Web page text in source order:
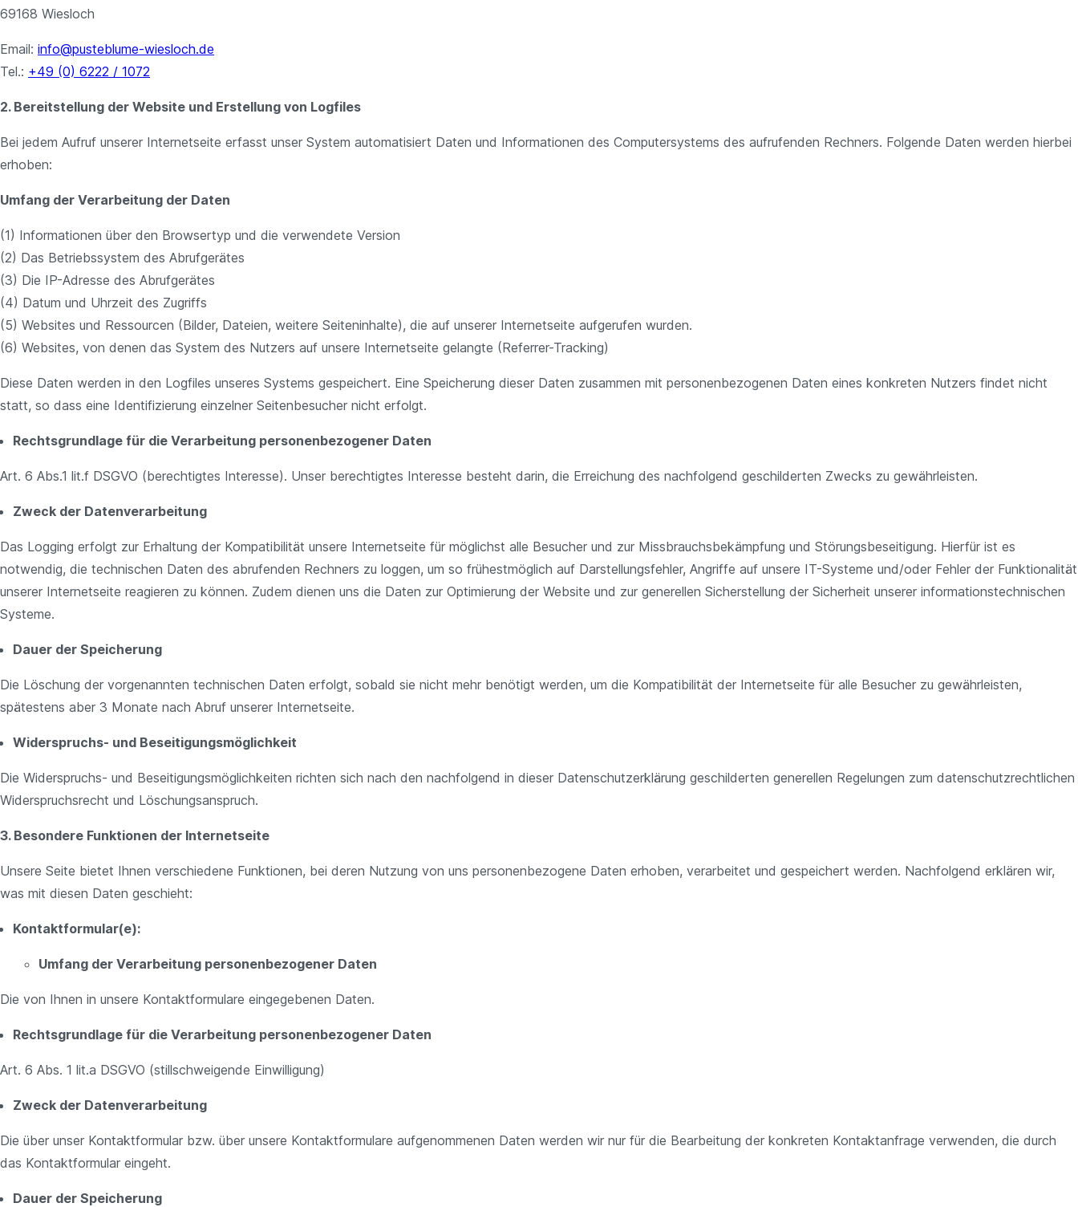
69168 Wiesloch
Email: info@pusteblume-wiesloch.de
Tel.: +49 (0) 6222 / 1072
2. Bereitstellung der Website und Erstellung von Logfiles
Bei jedem Aufruf unserer Internetseite erfasst unser System automatisiert Daten und Informationen des Computersystems des aufrufenden Rechners. Folgende Daten werden hierbei
erhoben:
Umfang der Verarbeitung der Daten
(1) Informationen über den Browsertyp und die verwendete Version
(2) Das Betriebssystem des Abrufgerätes
(3) Die IP-Adresse des Abrufgerätes
(4) Datum und Uhrzeit des Zugriffs
(5) Websites und Ressourcen (Bilder, Dateien, weitere Seiteninhalte), die auf unserer Internetseite aufgerufen wurden.
(6) Websites, von denen das System des Nutzers auf unsere Internetseite gelangte (Referrer-Tracking)
Diese Daten werden in den Logfiles unseres Systems gespeichert. Eine Speicherung dieser Daten zusammen mit personenbezogenen Daten eines konkreten Nutzers findet nicht
statt, so dass eine Identifizierung einzelner Seitenbesucher nicht erfolgt.
Rechtsgrundlage für die Verarbeitung personenbezogener Daten
Art. 6 Abs.1 lit.f DSGVO (berechtigtes Interesse). Unser berechtigtes Interesse besteht darin, die Erreichung des nachfolgend geschilderten Zwecks zu gewährleisten.
Zweck der Datenverarbeitung
Das Logging erfolgt zur Erhaltung der Kompatibilität unsere Internetseite für möglichst alle Besucher und zur Missbrauchsbekämpfung und Störungsbeseitigung. Hierfür ist es
notwendig, die technischen Daten des abrufenden Rechners zu loggen, um so frühestmöglich auf Darstellungsfehler, Angriffe auf unsere IT-Systeme und/oder Fehler der Funktionalität
unserer Internetseite reagieren zu können. Zudem dienen uns die Daten zur Optimierung der Website und zur generellen Sicherstellung der Sicherheit unserer informationstechnischen
Systeme.
Dauer der Speicherung
Die Löschung der vorgenannten technischen Daten erfolgt, sobald sie nicht mehr benötigt werden, um die Kompatibilität der Internetseite für alle Besucher zu gewährleisten,
spätestens aber 3 Monate nach Abruf unserer Internetseite.
Widerspruchs- und Beseitigungsmöglichkeit
Die Widerspruchs- und Beseitigungsmöglichkeiten richten sich nach den nachfolgend in dieser Datenschutzerklärung geschilderten generellen Regelungen zum datenschutzrechtlichen
Widerspruchsrecht und Löschungsanspruch.
3. Besondere Funktionen der Internetseite
Unsere Seite bietet Ihnen verschiedene Funktionen, bei deren Nutzung von uns personenbezogene Daten erhoben, verarbeitet und gespeichert werden. Nachfolgend erklären wir,
was mit diesen Daten geschieht:
Kontaktformular(e):
Umfang der Verarbeitung personenbezogener Daten
Die von Ihnen in unsere Kontaktformulare eingegebenen Daten.
Rechtsgrundlage für die Verarbeitung personenbezogener Daten
Art. 6 Abs. 1 lit.a DSGVO (stillschweigende Einwilligung)
Zweck der Datenverarbeitung
Die über unser Kontaktformular bzw. über unsere Kontaktformulare aufgenommenen Daten werden wir nur für die Bearbeitung der konkreten Kontaktanfrage verwenden, die durch
das Kontaktformular eingeht.
Dauer der Speicherung